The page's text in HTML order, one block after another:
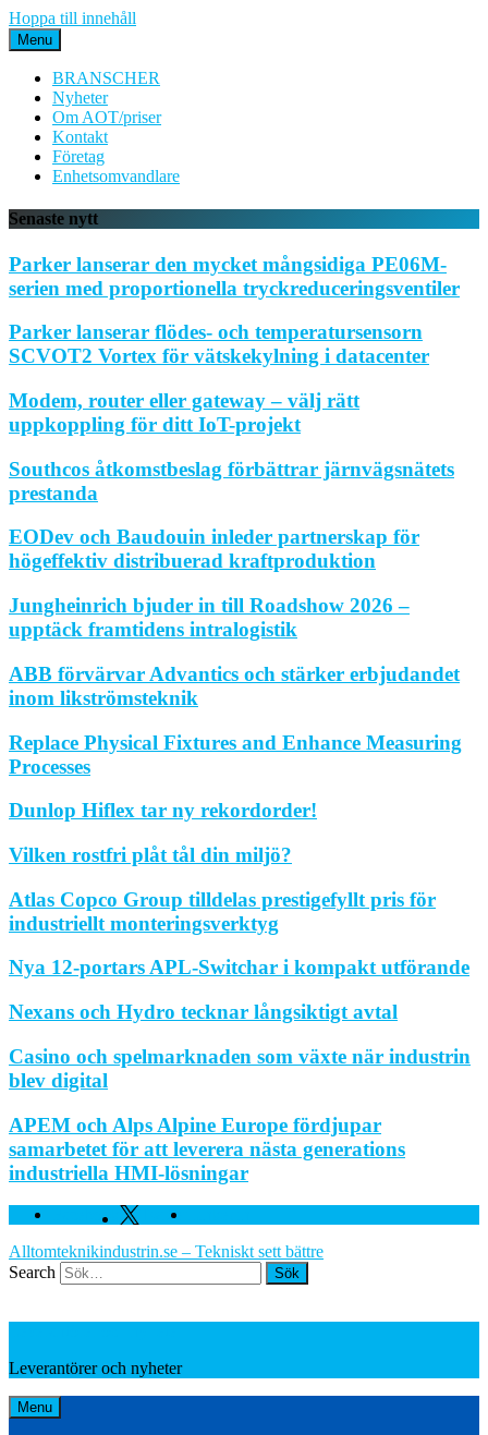
Hoppa till innehåll
Menu
BRANSCHER
Nyheter
Om AOT/priser
Kontakt
Företag
Enhetsomvandlare
Senaste nytt
Parker lanserar den mycket mångsidiga PE06M-
serien med proportionella tryckreduceringsventiler
Parker lanserar flödes- och temperatursensorn
SCVOT2 Vortex för vätskekylning i datacenter
Modem, router eller gateway – välj rätt
uppkoppling för ditt IoT-projekt
Southcos åtkomstbeslag förbättrar järnvägsnätets
prestanda
EODev och Baudouin inleder partnerskap för
högeffektiv distribuerad kraftproduktion
Jungheinrich bjuder in till Roadshow 2026 –
upptäck framtidens intralogistik
ABB förvärvar Advantics och stärker erbjudandet
inom likströmsteknik
Replace Physical Fixtures and Enhance Measuring
Processes
Dunlop Hiflex tar ny rekordorder!
Vilken rostfri plåt tål din miljö?
Atlas Copco Group tilldelas prestigefyllt pris för
industriellt monteringsverktyg
Nya 12-portars APL-Switchar i kompakt utförande
Nexans och Hydro tecknar långsiktigt avtal
Casino och spelmarknaden som växte när industrin
blev digital
APEM och Alps Alpine Europe fördjupar
samarbetet för att leverera nästa generations
industriella HMI-lösningar
Facebook Twitter
Alltomteknikindustrin.se – Tekniskt sett bättre
Search
Leverantörer och nyheter
Menu